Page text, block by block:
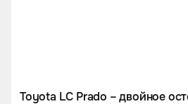
Toyota LC Prado – двойное